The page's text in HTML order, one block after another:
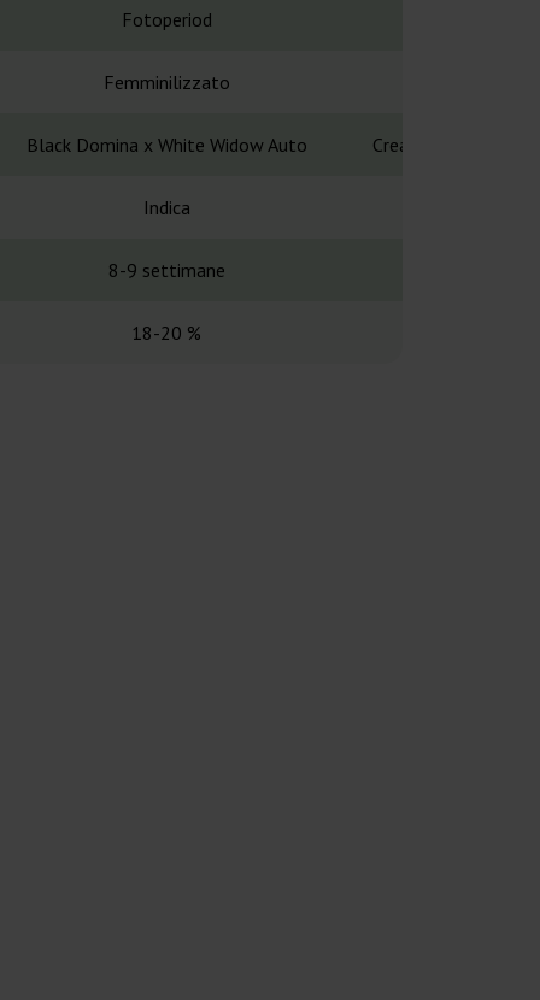
Fotoperiod
Femminilizzato
Black Domina x White Widow Auto Cream Caramel x
Indica
8-9 settimane
18-20 %